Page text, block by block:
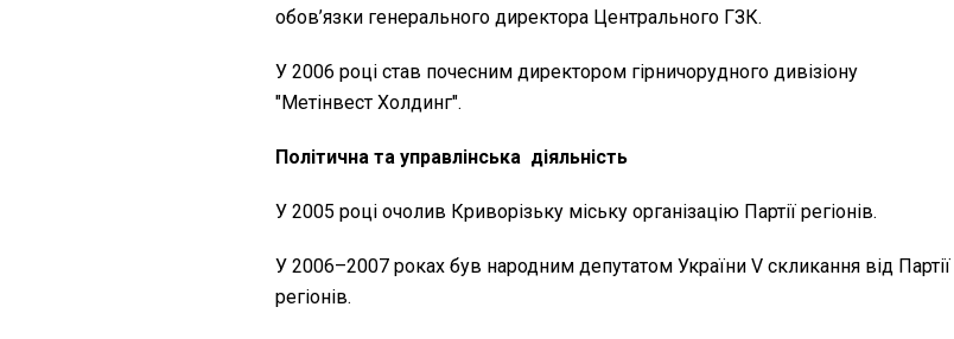
обов’язки генерального директора Центрального ГЗК.
У 2006 році став почесним директором гірничорудного дивізіону
"Метінвест Холдинг".
Політична та управлінська діяльність
У 2005 році очолив Криворізьку міську організацію Партії регіонів.
У 2006–2007 роках був народним депутатом України V скликання від Партії
регіонів.